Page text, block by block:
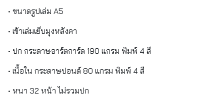
• ขนาดรูปเล่ม A5
• เข้าเล่มเย็บมุงหลังคา
• ปก กระดาษอาร์ตการ์ด 190 แกรม พิมพ์ 4 สี
• เนื้อใน กระดาษปอนด์ 80 แกรม พิมพ์ 4 สี
• หนา 32 หน้า ไม่รวมปก